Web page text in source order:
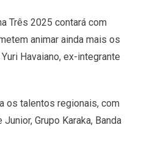
Três 2025 contará com
animar ainda mais os
Havaiano, ex-integrante
os talentos regionais, com
Grupo Karaka, Banda